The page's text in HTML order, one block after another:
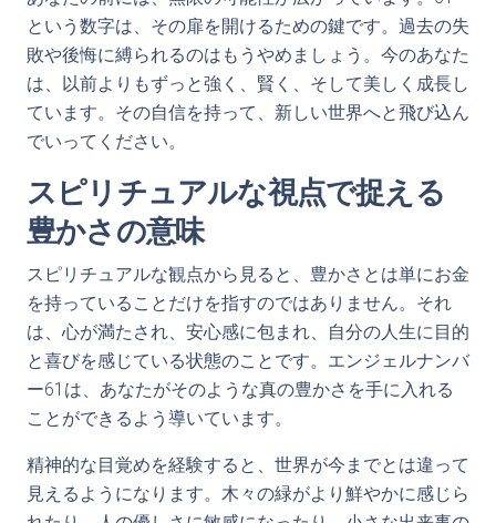
という数字は、その扉を開けるための鍵です。過去の失
敗や後悔に縛られるのはもうやめましょう。今のあなた
は、以前よりもずっと強く、賢く、そして美しく成長し
ています。その自信を持って、新しい世界へと飛び込ん
でいってください。
スピリチュアルな視点で捉える
豊かさの意味
スピリチュアルな観点から見ると、豊かさとは単にお金
を持っていることだけを指すのではありません。それ
は、心が満たされ、安心感に包まれ、自分の人生に目的
と喜びを感じている状態のことです。エンジェルナンバ
ー61は、あなたがそのような真の豊かさを手に入れる
ことができるよう導いています。
精神的な目覚めを経験すると、世界が今までとは違って
見えるようになります。木々の緑がより鮮やかに感じら